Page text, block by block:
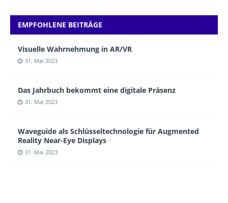
EMPFOHLENE BEITRÄGE
Visuelle Wahrnehmung in AR/VR
31. Mai 2023
Das Jahrbuch bekommt eine digitale Präsenz
31. Mai 2023
Waveguide als Schlüsseltechnologie für Augmented
Reality Near-Eye Displays
31. Mai 2023